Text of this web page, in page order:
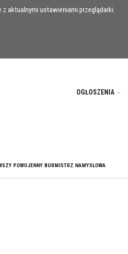
aktualnymi ustawieniami przeglądarki.
OGŁOSZENIA
POWOJENNY BURMISTRZ NAMYSŁOWA